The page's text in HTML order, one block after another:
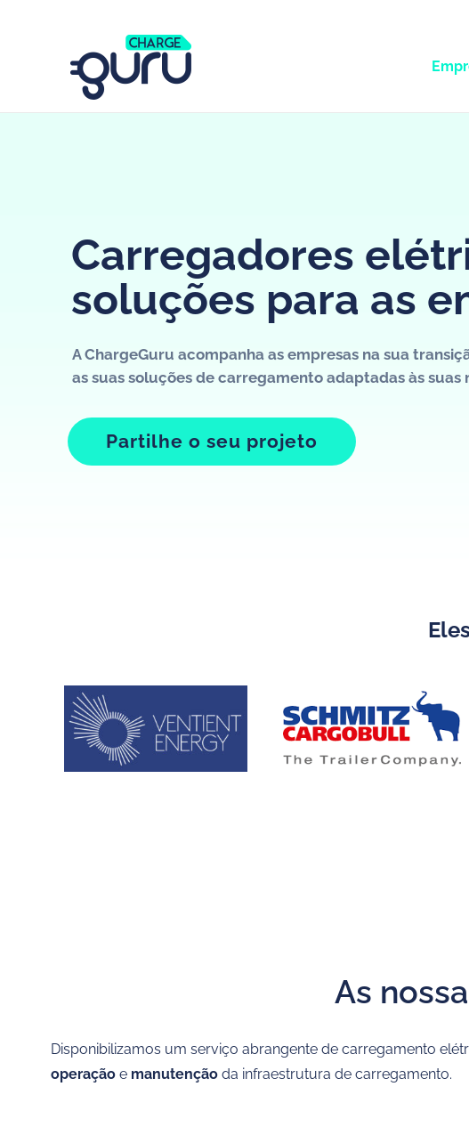
Carregadores
soluções para as
Borne de recharge
pour les
Partilhe o seu projeto
A ChargeGuru acompanha as empresas na sua
as suas soluções de carregamento adaptadas às suas
As
Disponibilizamos um serviço abrangente de carregamento
operação e manutenção da infraestrutura de carregamento.